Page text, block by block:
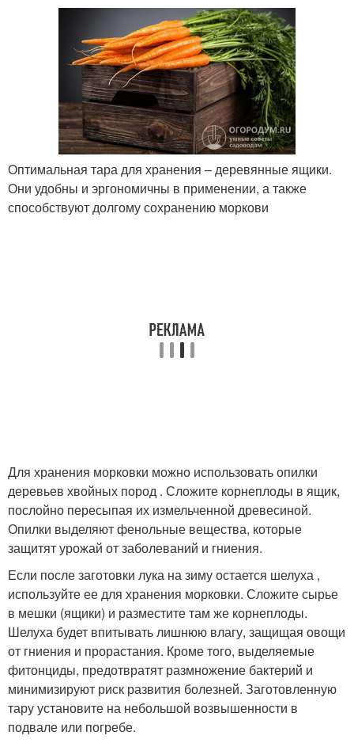
Оптимальная тара для хранения – деревянные ящики.
Они удобны и эргономичны в применении, а также
способствуют долгому сохранению моркови
Для хранения морковки можно использовать опилки
деревьев хвойных пород . Сложите корнеплоды в ящик,
послойно пересыпая их измельченной древесиной.
Опилки выделяют фенольные вещества, которые
защитят урожай от заболеваний и гниения.
Если после заготовки лука на зиму остается шелуха ,
используйте ее для хранения морковки. Сложите сырье
в мешки (ящики) и разместите там же корнеплоды.
Шелуха будет впитывать лишнюю влагу, защищая овощи
от гниения и прорастания. Кроме того, выделяемые
фитонциды, предотвратят размножение бактерий и
минимизируют риск развития болезней. Заготовленную
тару установите на небольшой возвышенности в
подвале или погребе.